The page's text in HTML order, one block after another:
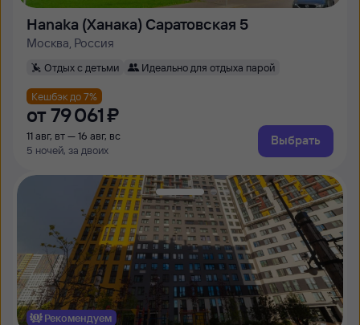
Hanaka (Ханака) Саратовская 5
Москва, Россия
Отдых с детьми Идеально для отдыха парой
Кешбэк до 7%
от 79 ⁠061 ⁠₽
11 авг, вт — 16 авг, вс
5 ночей, за двоих
Выбрать
Рекомендуем